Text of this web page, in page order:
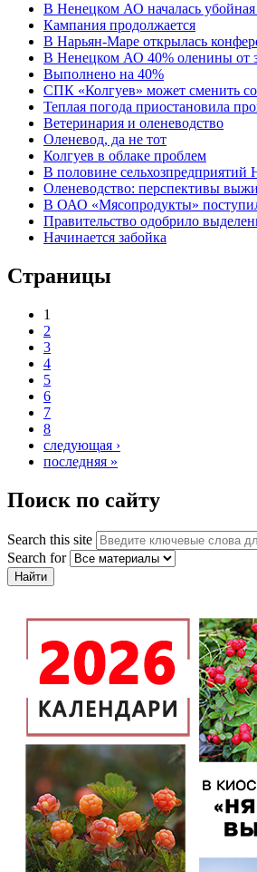
В Ненецком АО началась
Кампания продолжается
В Нарьян-Маре открылась
В Ненецком АО 40% оленины от
Выполнено на 40%
СПК «Колгуев» может сменить
Теплая погода приостановила
Ветеринария и оленеводство
Оленевод, да не тот
Колгуев в облаке проблем
В половине
Оленеводство: перспективы
В ОАО «Мясопродукты»
Правительство одобрило
Начинается забойка
Страницы
1
2
3
4
5
6
7
8
следующая ›
последняя »
Поиск по сайту
Search this site
Search for